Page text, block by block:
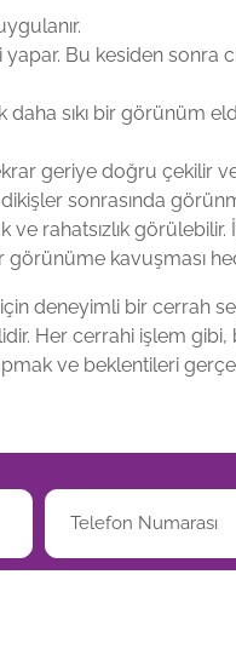
Bu kesiden
sıkı bir görünüm
geriye doğru çekilir
sonrasında
rahatsızlık görülebilir.
kavuşması
deneyimli bir cerrah
Her cerrahi işlem
ve beklentileri